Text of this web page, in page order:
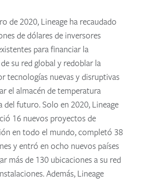
de 2020, Lineage ha recaudado
de dólares de inversores
para financiar la
su red global y redoblar la
tecnologías nuevas y disruptivas
el almacén de temperatura
del futuro. Solo en 2020, Lineage
16 nuevos proyectos de
en todo el mundo, completó 38
y entró en ocho nuevos países
más de 130 ubicaciones a su red
Además, Lineage